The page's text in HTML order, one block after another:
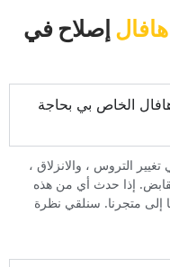
‏هافال‏ ‏إصلاح في
الخاص بي بحاجة
التروس ، والانزلاق ،
إذا حدث أي من هذه
إلى متجرنا. سنلقي نظرة